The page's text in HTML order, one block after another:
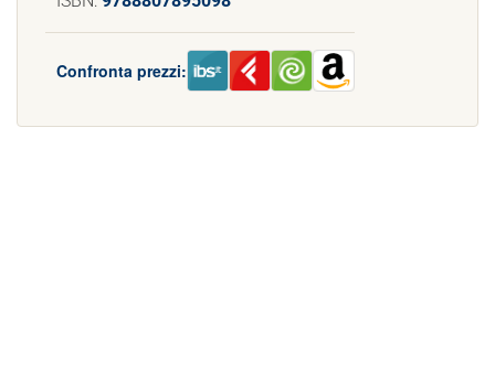
Confronta prezzi: